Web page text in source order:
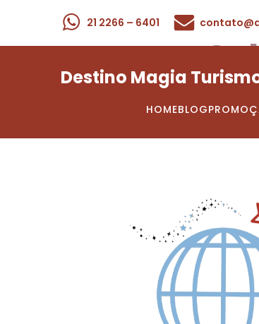
21 2266 – 6401
Destino Magia
HOMEBLOG